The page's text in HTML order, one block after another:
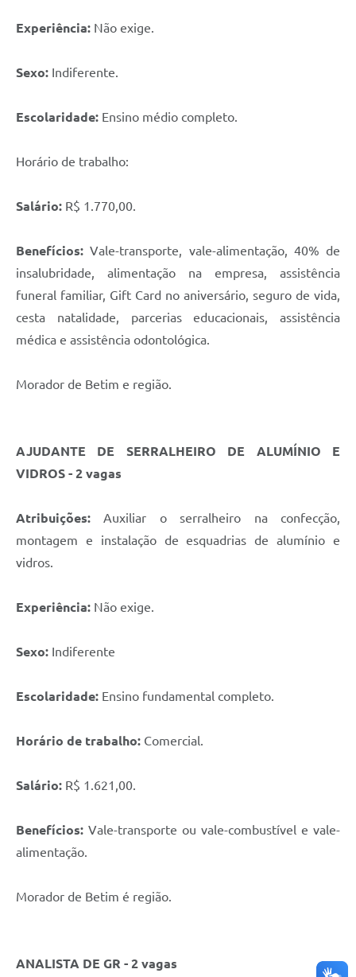
Experiência: Não exige.
Sexo: Indiferente.
Escolaridade: Ensino médio completo.
Horário de trabalho:
Salário: R$ 1.770,00.
Benefícios:Vale-transporte, vale-alimentação, 40% de
insalubridade, alimentação na empresa, assistência
funeral familiar, Gift Card no aniversário, seguro de vida,
cesta natalidade, parcerias educacionais, assistência
médica e assistência odontológica.
Morador de Betim e região.
AJUDANTE DE SERRALHEIRO DE ALUMÍNIO E
VIDROS - 2 vagas
Atribuições: Auxiliar o serralheiro na confecção,
montagem e instalação de esquadrias de alumínio e
vidros.
Experiência: Não exige.
Sexo: Indiferente
Escolaridade: Ensino fundamental completo.
Horário de trabalho: Comercial.
Salário: R$ 1.621,00.
Benefícios: Vale-transporte ou vale-combustível e vale-
alimentação.
Morador de Betim é região.
ANALISTA DE GR - 2 vagas